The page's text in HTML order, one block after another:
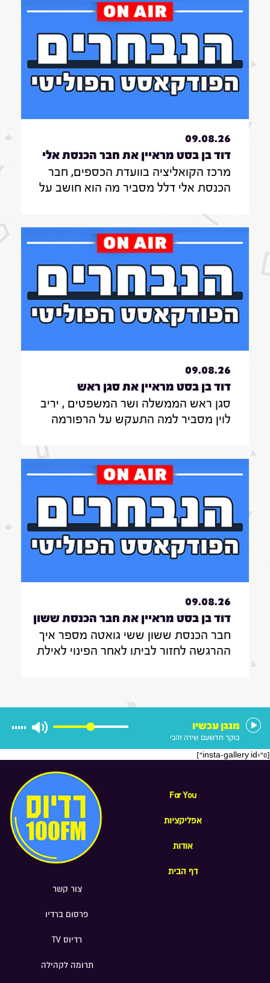
09.08.26
דוד בן בסט מראיין את חבר הכנסת אלי
דלל|7.8.26
מרכז הקואליציה בוועדת הכספים, חבר
הכנסת אלי דלל מסביר מה הוא חושב על
דעתו על ההעברות התקציביות למוסדות
חרדים בוועדת הכספים
09.08.26
דוד בן בסט מראיין את סגן ראש
הממשלה ושר המשפטים , יריב
לוין|7.8.26
סגן ראש הממשלה ושר המשפטים , יריב
לוין מסביר למה התעקש על הרפורמה
שותפה לממשלה בראשות הליכוד
09.08.26
דוד בן בסט מראיין את חבר הכנסת ששון
ששי גואטה|7.8.26
חבר הכנסת ששון ששי גואטה מספר איך
ההרגשה לחזור לביתו לאחר הפינוי לאילת
מנגן עכשיו
בוקר חדשעם שירה זהבי
[insta-gallery id="0"]
For You
אפליקציות
אודות
דף הבית
צור קשר
פרסום ברדיו
רדיוס TV
תרומה לקהילה